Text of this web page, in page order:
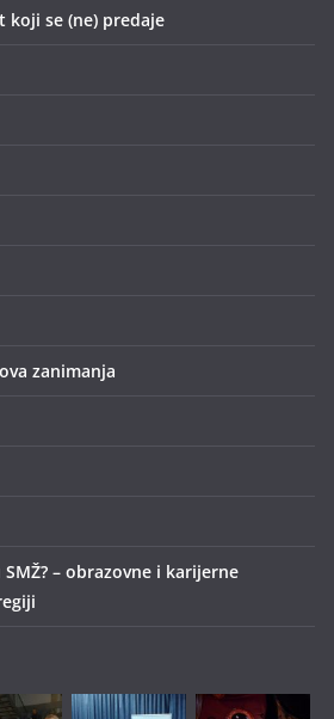
koji se (ne) predaje
zanimanja
– obrazovne i karijerne